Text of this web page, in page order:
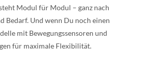
Modul für Modul – ganz nach
Bedarf. Und wenn Du noch einen
mit Bewegungssensoren und
für maximale Flexibilität.